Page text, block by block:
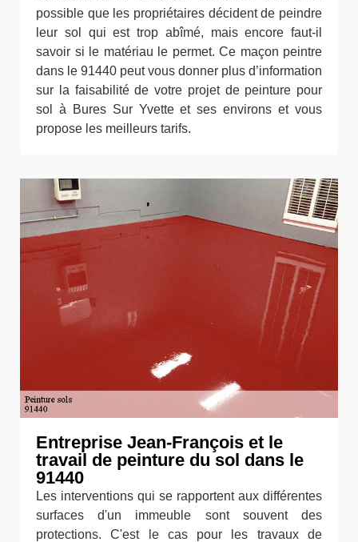
possible que les propriétaires décident de peindre
leur sol qui est trop abîmé, mais encore faut-il
savoir si le matériau le permet. Ce maçon peintre
dans le 91440 peut vous donner plus d’information
sur la faisabilité de votre projet de peinture pour
sol à Bures Sur Yvette et ses environs et vous
propose les meilleurs tarifs.
Entreprise Jean-François et le
travail de peinture du sol dans le
91440
Les interventions qui se rapportent aux différentes
surfaces d'un immeuble sont souvent des
protections. C'est le cas pour les travaux de